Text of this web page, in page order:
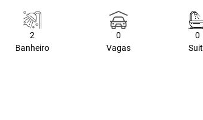
2
Banheiro
0
Vagas
0